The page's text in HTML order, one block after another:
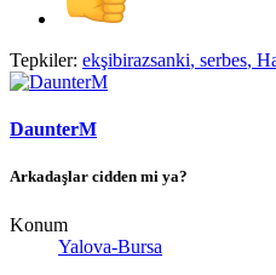
Tepkiler: ekşibirazsanki, serbes,
DaunterM
Arkadaşlar cidden mi ya?
Konum
Yalova-Bursa